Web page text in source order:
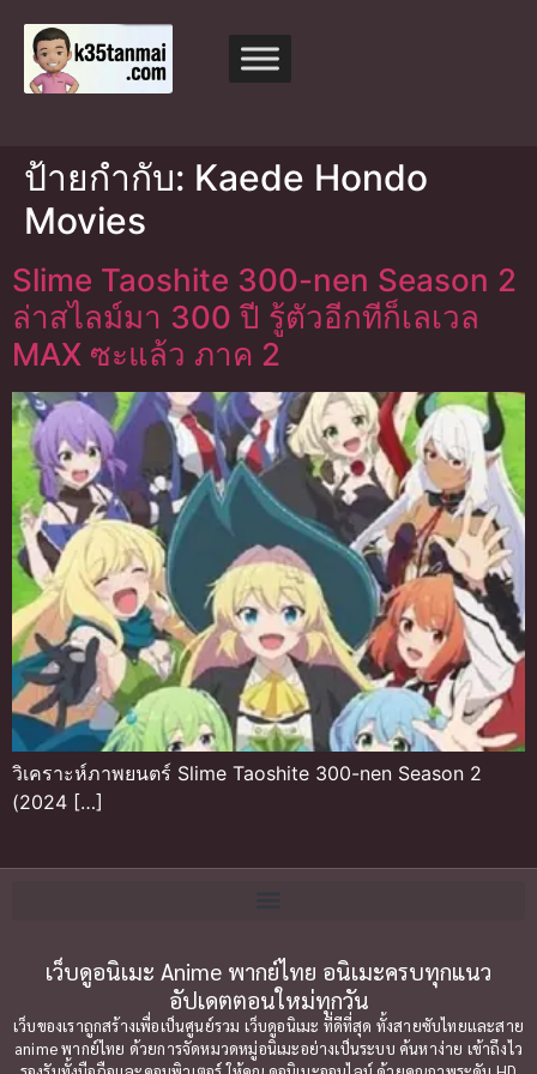
ป้ายกำกับ: Kaede Hondo
Movies
Slime Taoshite 300-nen Season 2
ล่าสไลม์มา 300 ปี รู้ตัวอีกทีก็เลเวล
MAX ซะแล้ว ภาค 2
วิเคราะห์ภาพยนตร์ Slime Taoshite 300-nen Season 2
(2024 […]
เว็บดูอนิเมะ Anime พากย์ไทย อนิเมะครบทุกแนว
อัปเดตตอนใหม่ทุกวัน
เว็บของเราถูกสร้างเพื่อเป็นศูนย์รวม เว็บดูอนิเมะ ที่ดีที่สุด ทั้งสายซับไทยและสาย
anime พากย์ไทย ด้วยการจัดหมวดหมู่อนิเมะอย่างเป็นระบบ ค้นหาง่าย เข้าถึงไว